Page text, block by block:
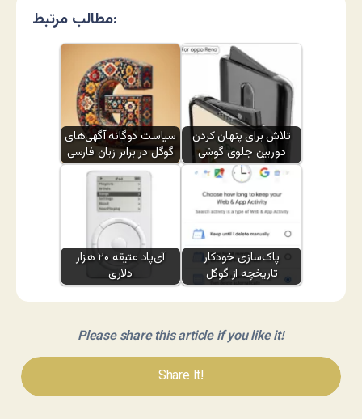
مطالب مرتبط:
سیاست دوگانه آگهی‌های
گوگل در برابر زبان فارسی
تلاش برای پنهان کردن
دوربین جلوی گوشی
آی‌پاد عتیقه ۲۰ هزار
دلاری
پاک‌سازی خودکار
تاریخچه از گوگل
Please share this article if you like it!
Share It!